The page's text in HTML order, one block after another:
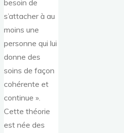
besoin de
s’attacher à au
moins une
personne qui lui
donne des
soins de façon
cohérente et
continue ».
Cette théorie
est née des